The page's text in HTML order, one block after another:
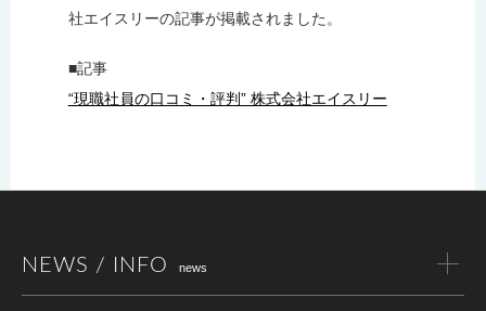
社エイスリーの記事が掲載されました。
■記事
“現職社員の口コミ・評判” 株式会社エイスリー
NEWS / INFO news